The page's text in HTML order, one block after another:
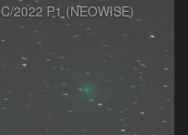
C/2022 P1 (NEOWISE)